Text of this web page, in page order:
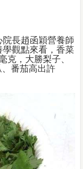
長趙函穎營養師
觀點來看，香菜
克，大勝梨子、
番茄高出許